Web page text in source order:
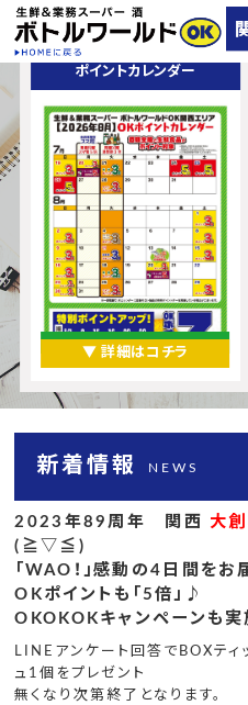
ポイントカレンダー
▼ 詳細はコチラ
新着情報 NEWS
2023年89周年 関西 大
(≧▽≦)
「WAO！」感動の4日間をお
OKポイントも「5倍」♪
OKOKOKキャンペーンも実
LINEアンケート回答でBOXティ
ュ1個をプレゼント
無くなり次第終了となります。